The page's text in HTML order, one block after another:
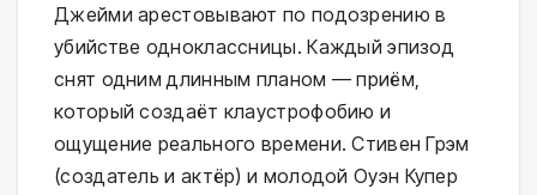
Джейми арестовывают по подозрению в
убийстве одноклассницы. Каждый эпизод
снят одним длинным планом — приём,
который создаёт клаустрофобию и
ощущение реального времени. Стивен Грэм
(создатель и актёр) и молодой Оуэн Купер